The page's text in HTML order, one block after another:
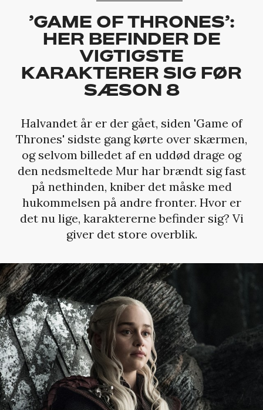
’GAME OF THRONES’:
HER BEFINDER DE
VIGTIGSTE
KARAKTERER SIG FØR
SÆSON 8
Halvandet år er der gået, siden 'Game of
Thrones' sidste gang kørte over skærmen,
og selvom billedet af en uddød drage og
den nedsmeltede Mur har brændt sig fast
på nethinden, kniber det måske med
hukommelsen på andre fronter. Hvor er
det nu lige, karaktererne befinder sig? Vi
giver det store overblik.